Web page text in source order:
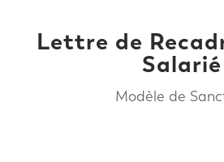
Lettre de
Salarié
Modèle de